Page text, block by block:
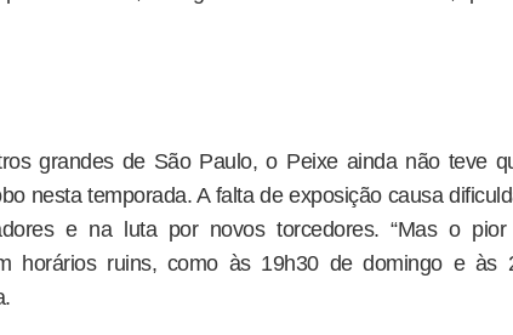
grandes de São Paulo, o Peixe ainda não teve
nesta temporada. A falta de exposição causa
e na luta por novos torcedores. “Mas o
horários ruins, como às 19h30 de domingo e às